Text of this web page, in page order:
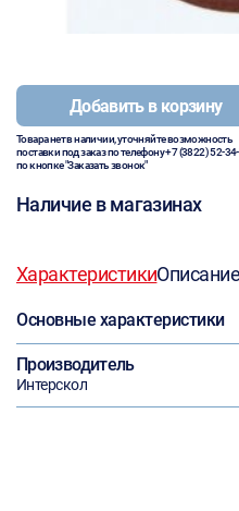
Добавить в корзину
Товара нет в наличии, уточняйте возможность
поставки под заказ по телефону+7 (3822) 52-
по кнопке "Заказать звонок"
Наличие в магазинах
ХарактеристикиОписание
Основные характеристики
Производитель
Интерскол